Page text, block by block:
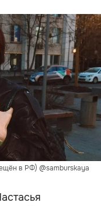
в РФ) @samburskaya